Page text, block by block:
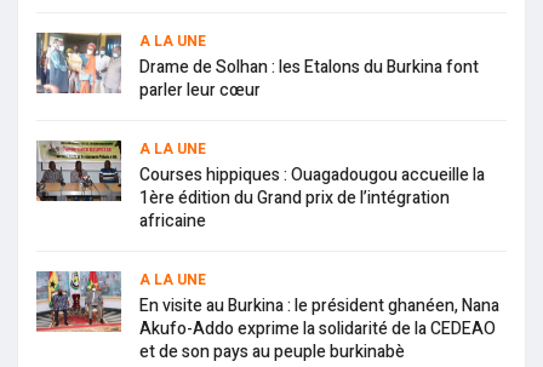
A LA UNE
Drame de Solhan : les Etalons du Burkina font
parler leur cœur
A LA UNE
Courses hippiques : Ouagadougou accueille la
1ère édition du Grand prix de l’intégration
africaine
A LA UNE
En visite au Burkina : le président ghanéen, Nana
Akufo-Addo exprime la solidarité de la CEDEAO
et de son pays au peuple burkinabè